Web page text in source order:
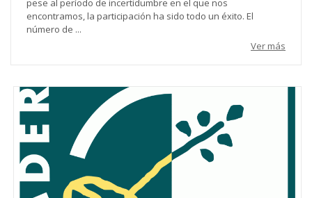
pese al período de incertidumbre en el que nos
encontramos, la participación ha sido todo un éxito. El
número de ...
Ver más